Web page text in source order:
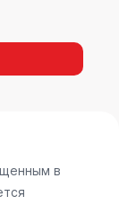
в
на
в